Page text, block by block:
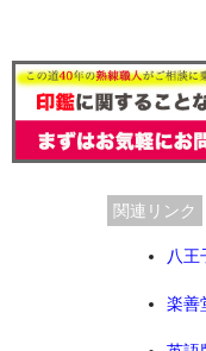
関連リンク
八王
楽善